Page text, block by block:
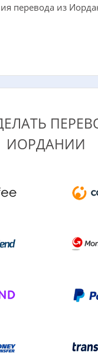
перевода из
ИОРДАНИИ